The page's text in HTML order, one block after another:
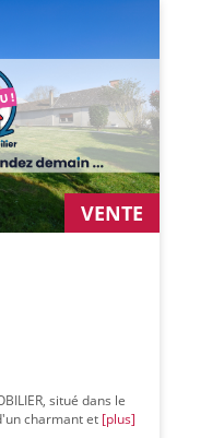
VENTE
situé dans le
charmant et [plus]